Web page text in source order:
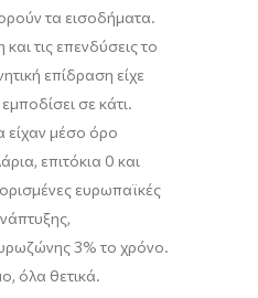
τα εισοδήματα.
τις επενδύσεις το
επίδραση είχε
σε κάτι.
είχαν μέσο όρο
, επιτόκια 0 και
ευρωπαϊκές
3% το χρόνο.
όλα θετικά.